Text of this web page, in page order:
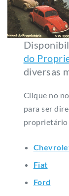
do
diversas
Clique no
para ser
proprietário
Fiat
Ford